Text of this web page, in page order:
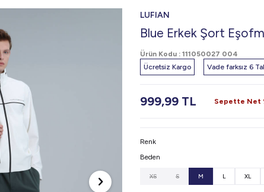
LUFIAN
Blue Erkek Şort
Ürün Kodu : 111050027 004
Ücretsiz Kargo
Vade farksız 6
999,99 TL Sepette Net
Renk
Beden
XS S M L XL